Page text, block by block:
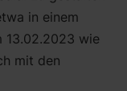
in einem
13.02.2023 wie
mit den